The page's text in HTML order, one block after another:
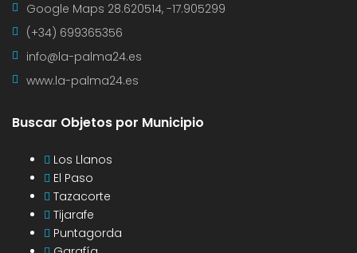
Google Maps 28.620514, -17.905299
(+34) 699365356
info@la-palma24.es
www.la-palma24.es
Buscar Objetos por Municipio
Los Llanos
El Paso
Tazacorte
Tijarafe
Puntagorda